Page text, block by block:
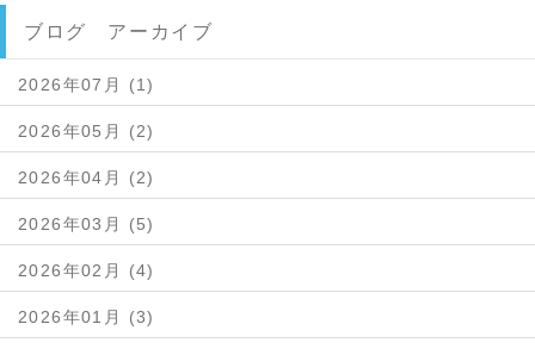
ブログ アーカイブ
2026年07月 (1)
2026年05月 (2)
2026年04月 (2)
2026年03月 (5)
2026年02月 (4)
2026年01月 (3)